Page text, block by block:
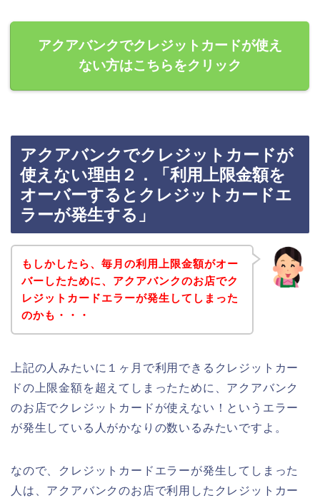
アクアバンクでクレジットカードが使え
ない方はこちらをクリック
アクアバンクでクレジットカードが
使えない理由２．「利用上限金額を
オーバーするとクレジットカードエ
ラーが発生する」
もしかしたら、毎月の利用上限金額がオー
バーしたために、アクアバンクのお店でク
レジットカードエラーが発生してしまった
のかも・・・
上記の人みたいに１ヶ月で利用できるクレジットカー
ドの上限金額を超えてしまったために、アクアバンク
のお店でクレジットカードが使えない！というエラー
が発生している人がかなりの数いるみたいですよ。
なので、クレジットカードエラーが発生してしまった
人は、アクアバンクのお店で利用したクレジットカー